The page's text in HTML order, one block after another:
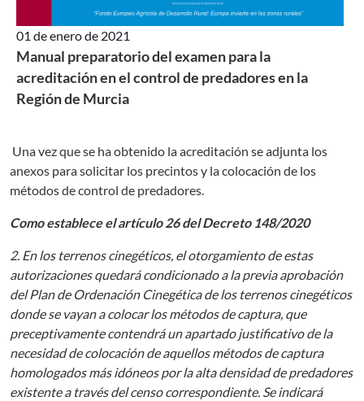
01 de enero de 2021
Manual preparatorio del examen para la
acreditación en el control de predadores en la
Región de Murcia
Una vez que se ha obtenido la acreditación se adjunta los
anexos para solicitar los precintos y la colocación de los
métodos de control de predadores.
Como establece el artículo 26 del Decreto 148/2020
2. En los terrenos cinegéticos, el otorgamiento de estas
autorizaciones quedará condicionado a la previa aprobación
del Plan de Ordenación Cinegética de los terrenos cinegéticos
donde se vayan a colocar los métodos de captura, que
preceptivamente contendrá un apartado justificativo de la
necesidad de colocación de aquellos métodos de captura
homologados más idóneos por la alta densidad de predadores
existente a través del censo correspondiente. Se indicará